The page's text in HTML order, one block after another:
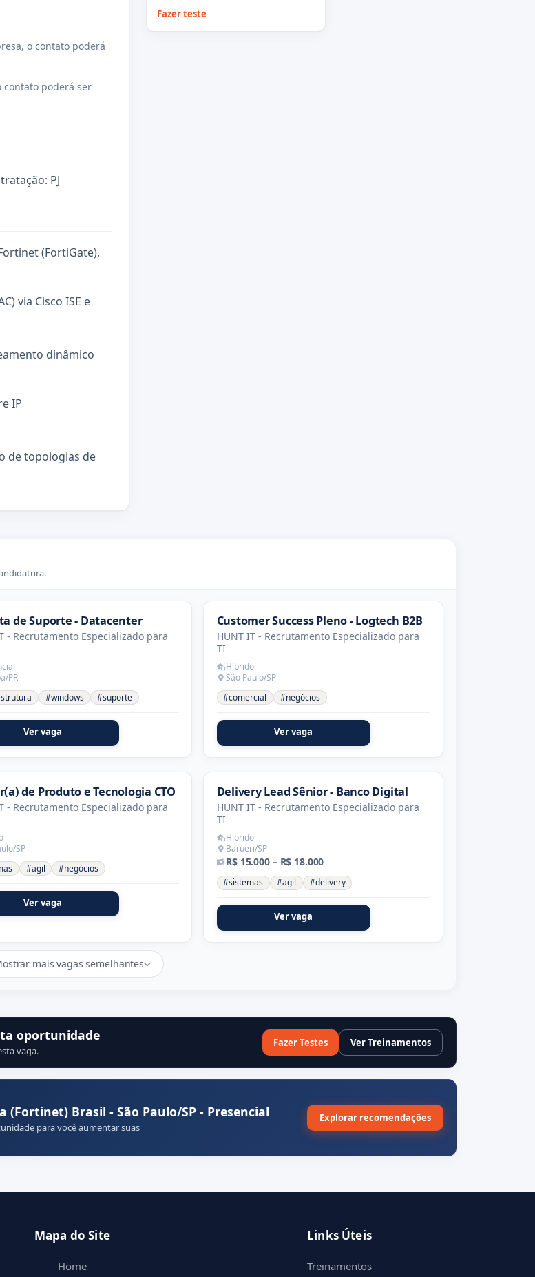
o contato poderá
contato poderá ser
PJ
(FortiGate),
via Cisco ISE e
dinâmico
IP
de topologias de
Fazer teste
de Suporte - Datacenter
- Recrutamento Especializado para
PR
#windows #suporte
Ver vaga
Customer Success Pleno - Logtech B2B
HUNT IT - Recrutamento Especializado para
TI
Híbrido
São Paulo/SP
#comercial
#negócios
Ver vaga
de Produto e Tecnologia CTO
- Recrutamento Especializado para
SP
#agil #negócios
Ver vaga
Delivery Lead Sênior - Banco Digital
HUNT IT - Recrutamento Especializado para
TI
Híbrido
Barueri/SP
R$ 15.000 – R$ 18.000
#sistemas #agil #delivery
Ver vaga
mais vagas semelhantes
oportunidade
vaga.
Fazer Testes Ver Treinamentos
Brasil - São Paulo/SP - Presencial
para você aumentar suas
Explorar recomendações
Mapa do Site
Home
Links Úteis
Treinamentos